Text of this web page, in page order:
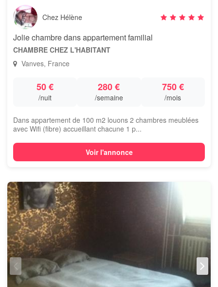
Chez Hélène
Jolie chambre dans appartement familial
CHAMBRE CHEZ L'HABITANT
Vanves, France
50 €
/nuit
280 €
/semaine
750 €
/mois
Dans appartement de 100 m2 louons 2 chambres meublées
avec Wifi (fibre) accueillant chacune 1 p...
Voir l'annonce